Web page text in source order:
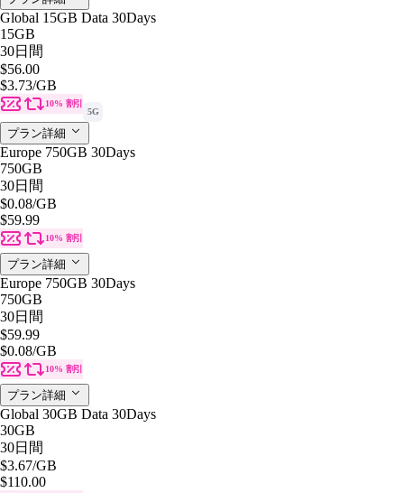
Global 15GB Data 30Days
15GB
30日間
$56.00
$3.73/GB
10% 割引
5G
プラン詳細
Europe 750GB 30Days
750GB
30日間
$0.08/GB
$59.99
10% 割引
プラン詳細
Europe 750GB 30Days
750GB
30日間
$59.99
$0.08/GB
10% 割引
プラン詳細
Global 30GB Data 30Days
30GB
30日間
$3.67/GB
$110.00